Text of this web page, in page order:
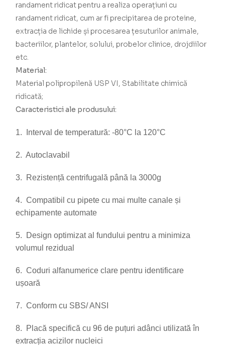
randament ridicat pentru a realiza operațiuni cu
randament ridicat, cum ar fi precipitarea de proteine,
extracția de lichide și procesarea țesuturilor animale,
bacteriilor, plantelor, solului, probelor clinice, drojdiilor
etc.
Material:
Material polipropilenă USP VI, Stabilitate chimică
ridicată;
Caracteristici ale produsului:
1. Interval de temperatură: -80°C la 120°C
2. Autoclavabil
3. Rezistență centrifugală până la 3000g
4. Compatibil cu pipete cu mai multe canale și
echipamente automate
5. Design optimizat al fundului pentru a minimiza
volumul rezidual
6. Coduri alfanumerice clare pentru identificare
ușoară
7. Conform cu SBS/ ANSI
8. Placă specifică cu 96 de puțuri adânci utilizată în
extracția acizilor nucleici